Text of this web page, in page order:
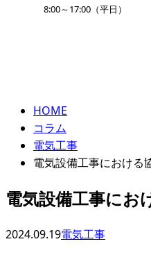
8:00～17:00（平日）
HOME
コラム
電気工事
電気設備工事における
電気設備工事にお
2024.09.19電気工事